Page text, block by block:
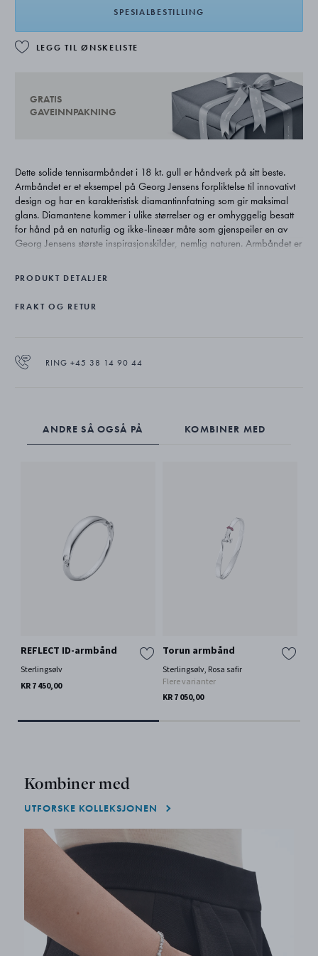
SPESIALBESTILLING
LEGG TIL ØNSKELISTE
GRATIS
GAVEINNPAKNING
Dette solide tennisarmbåndet i 18 kt. gull er håndverk på sitt beste.
Armbåndet er et eksempel på Georg Jensens forpliktelse til innovativt
design og har en karakteristisk diamantinnfatning som gir maksimal
glans. Diamantene kommer i ulike størrelser og er omhyggelig besatt
for hånd på en naturlig og ikke-lineær måte som gjenspeiler en av
Georg Jensens største inspirasjonskilder, nemlig naturen. Armbåndet er
PRODUKT DETALJER
FRAKT OG RETUR
RING +45 38 14 90 44
ANDRE SÅ OGSÅ PÅ KOMBINER MED
REFLECT ID-armbånd
Sterlingsølv
KR 7 450,00
Torun armbånd
Sterlingsølv, Rosa safir
Flere varianter
KR 7 050,00
Kombiner med
UTFORSKE KOLLEKSJONEN